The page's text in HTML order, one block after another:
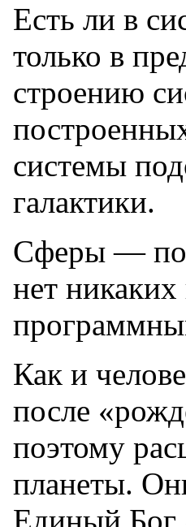
Есть ли в
только в
строению
системы
галактики.
Сферы —
нет
Как и
после
поэтому
планеты.
Единый Бог